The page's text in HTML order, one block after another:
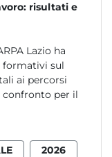
risultati e
Lazio ha
formativi sul
ai percorsi
confronto per il
2026